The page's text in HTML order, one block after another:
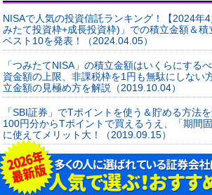
NISAで人気の投資信託ランキング！【2024年
みたて投資枠+成長投資枠)」での積立金額＆
ベスト10を発表！（2024.04.05）
「つみたてNISA」の積立金額はいくらにする
資金額の上限、非課税枠を1円も無駄にしない
立金額の見極め方を解説（2019.10.04）
「SBI証券」でTポイントを使う＆貯める方法
100円分からTポイントで買えるうえ、「期間
に使えてメリット大！（2019.09.15）
「ポイント投資」ができる4つの証券会社を
「楽天スーパーポイント」や「Tポイント」
の積み立てを始めるチャンス！（2019.09.09）